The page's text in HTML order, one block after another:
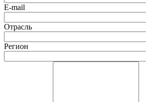
E-mail
Отрасль
Регион